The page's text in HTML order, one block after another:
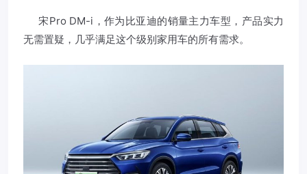
宋Pro DM-i，作为比亚迪的销量主力车型，产品实力
无需置疑，几乎满足这个级别家用车的所有需求。